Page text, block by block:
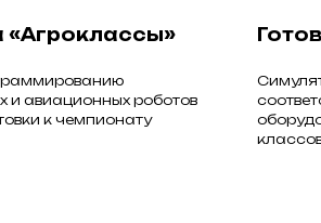
«Агроклассы»
и авиационных роботов
к чемпионату